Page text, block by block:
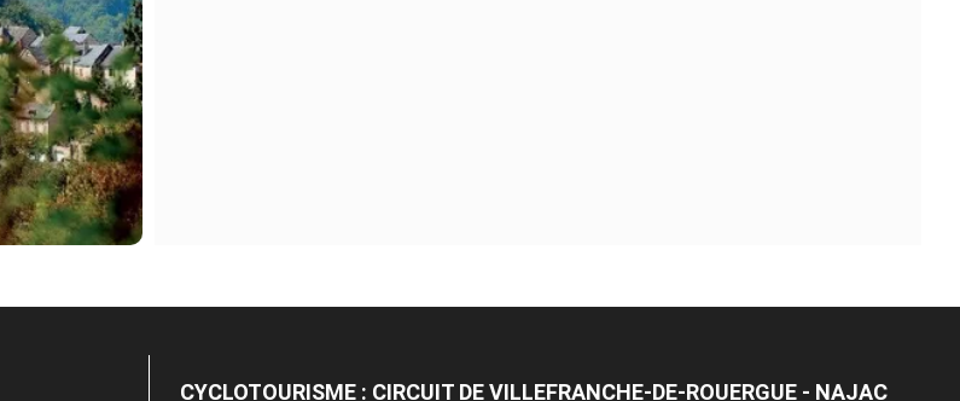
CYCLOTOURISME : CIRCUIT DE VILLEFRANCHE-DE-ROUERGUE - NAJAC